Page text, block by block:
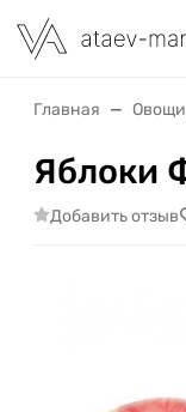
Главная
Яблоки
Добавить отзыв